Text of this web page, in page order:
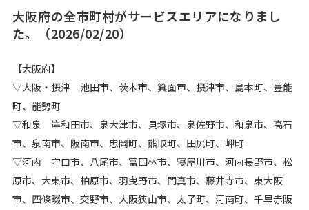
大阪府の全市町村がサービスエリアになりまし
た。（2026/02/20）
【大阪府】
▽大阪・摂津 池田市、茨木市、箕面市、摂津市、島本町、豊能
町、能勢町
▽和泉 岸和田市、泉大津市、貝塚市、泉佐野市、和泉市、高石
市、泉南市、阪南市、忠岡町、熊取町、田尻町、岬町
▽河内 守口市、八尾市、富田林市、寝屋川市、河内長野市、松
原市、大東市、柏原市、羽曳野市、門真市、藤井寺市、東大阪
市、四條畷市、交野市、大阪狭山市、太子町、河南町、千早赤阪